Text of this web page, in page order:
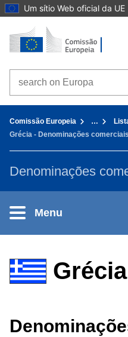
Um sítio Web oficial da UE
Ir para o conteúdo
Início - Comissão Europeia
Search on Europa websites
Comissão Europeia …
Grécia - Denominações comerciais
Denominações
Menu
Grécia